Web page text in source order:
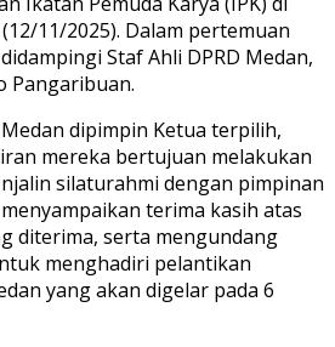
11/2025). Dalam pertemuan
Staf Ahli DPRD Medan,
Pangaribuan.
dipimpin Ketua terpilih,
mereka bertujuan melakukan
silaturahmi dengan pimpinan
terima kasih atas
diterima, serta mengundang
menghadiri pelantikan
yang akan digelar pada 6